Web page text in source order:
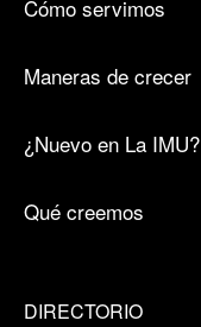
Cómo servimos
Maneras de crecer
¿Nuevo en La IMU?
Qué creemos
DIRECTORIO